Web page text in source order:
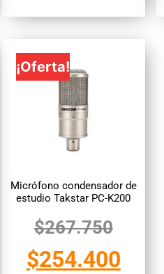
¡Oferta!
Micrófono condensador de
estudio Takstar PC-K200
$267.750
$254.400